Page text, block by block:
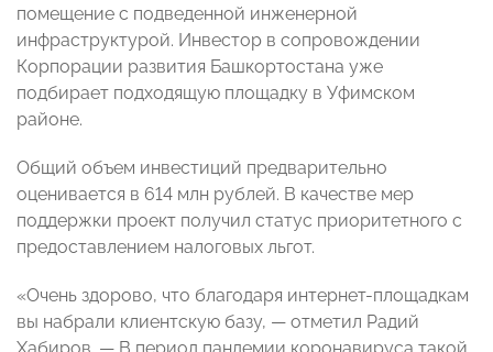
помещение с подведенной инженерной
инфраструктурой. Инвестор в сопровождении
Корпорации развития Башкортостана уже
подбирает подходящую площадку в Уфимском
районе.
Общий объем инвестиций предварительно
оценивается в 614 млн рублей. В качестве мер
поддержки проект получил статус приоритетного с
предоставлением налоговых льгот.
«Очень здорово, что благодаря интернет-площадкам
вы набрали клиентскую базу, — отметил Радий